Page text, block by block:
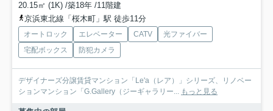
20.15㎡ (1K) /築18年 /11階建
京浜東北線「桜木町」駅 徒歩11分
オートロック エレベーター CATV
光ファイバー
宅配ボックス
防犯カメラ
デザイナーズ分譲賃貸マンション「Le'a（レア）」シリーズ、リノベー
ションマンション「G.Gallery（ジーギャラリー... もっと見る